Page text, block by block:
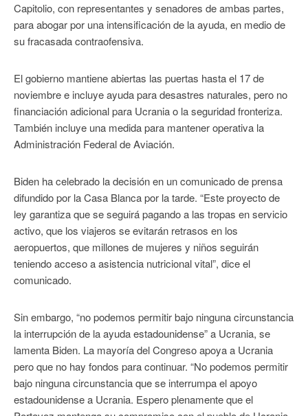
Capitolio, con representantes y senadores de ambas partes,
para abogar por una intensificación de la ayuda, en medio de
su fracasada contraofensiva.
El gobierno mantiene abiertas las puertas hasta el 17 de
noviembre e incluye ayuda para desastres naturales, pero no
financiación adicional para Ucrania o la seguridad fronteriza.
También incluye una medida para mantener operativa la
Administración Federal de Aviación.
Biden ha celebrado la decisión en un comunicado de prensa
difundido por la Casa Blanca por la tarde. “Este proyecto de
ley garantiza que se seguirá pagando a las tropas en servicio
activo, que los viajeros se evitarán retrasos en los
aeropuertos, que millones de mujeres y niños seguirán
teniendo acceso a asistencia nutricional vital”, dice el
comunicado.
Sin embargo, “no podemos permitir bajo ninguna circunstancia
la interrupción de la ayuda estadounidense” a Ucrania, se
lamenta Biden. La mayoría del Congreso apoya a Ucrania
pero que no hay fondos para continuar. “No podemos permitir
bajo ninguna circunstancia que se interrumpa el apoyo
estadounidense a Ucrania. Espero plenamente que el